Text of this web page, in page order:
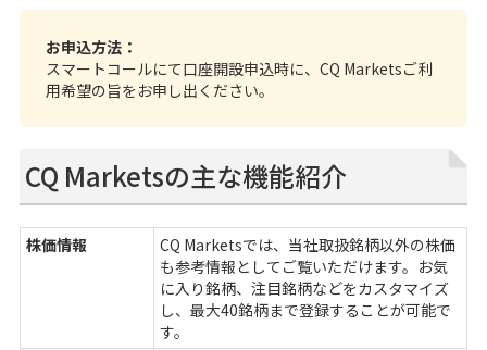
お申込方法：
スマートコールにて口座開設申込時に、CQ Marketsご利
用希望の旨をお申し出ください。
CQ Marketsの主な機能紹介
株価情報
CQ Marketsでは、当社取扱銘柄以外の株価
も参考情報としてご覧いただけます。お気
に入り銘柄、注目銘柄などをカスタマイズ
し、最大40銘柄まで登録することが可能で
す。